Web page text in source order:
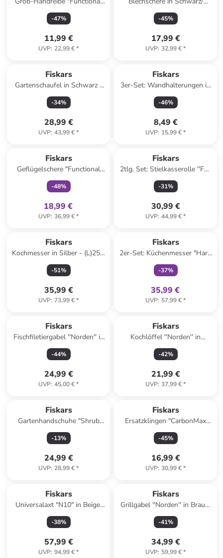
Form" in Schwarz - (H)31,8
cm
-47%
11,99 €
UVP: 22,99 €*
Orange
-45%
17,99 €
UVP: 32,99 €*
Fiskars
Gartenschaufel in Schwarz -
(H)131,7 cm
-34%
28,99 €
UVP: 43,99 €*
Fiskars
3er-Set: Wandhalterungen in
Orange
-46%
8,49 €
UVP: 15,99 €*
Fiskars
Geflügelschere "Functional
Form" in Grün - (H)25 cm
-48%
18,99 €
UVP: 36,99 €*
Fiskars
2tlg. Set: Stielkasserolle ''FF''
in Silber - 1,5 l
-31%
30,99 €
UVP: 44,99 €*
Fiskars
Kochmesser in Silber - (L)25,3
cm
-51%
35,99 €
UVP: 73,99 €*
Fiskars
2er-Set: Küchenmesser "Hard
Edge" in Schwarz/ Silber
-37%
35,99 €
UVP: 57,99 €*
Fiskars
Fischfiletiergabel ''Norden'' in
Braun/ Silber - (L)21,1 cm
-44%
24,99 €
UVP: 45,00 €*
Fiskars
Kochlöffel ''Norden'' in
Hellbraun - (L)38 cm
-42%
21,99 €
UVP: 37,99 €*
Fiskars
Gartenhandschuhe "Shrub
Care" in Schwarz
-13%
24,99 €
UVP: 28,99 €*
Fiskars
Ersatzklingen "CarbonMax
utility" - 20 Stück
-45%
16,99 €
UVP: 30,99 €*
Fiskars
Universalaxt "N10" in Beige/
Schwarz - (B)47,6 cm
-38%
57,99 €
UVP: 94,99 €*
Fiskars
Grillgabel ''Norden'' in Braun/
Silber - (L)44,1 cm
-41%
34,99 €
UVP: 59,99 €*